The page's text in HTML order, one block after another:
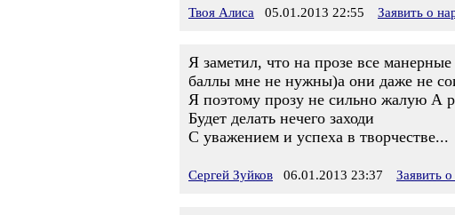
Твоя Алиса 05.01.2013 22:55 Заявить о
Я заметил, что на прозе все
баллы мне не нужны)а они даже не
Я поэтому прозу не сильно жалую А
Будет делать нечего заходи
С уважением и успеха в творчестве...
Сергей Зуйков 06.01.2013 23:37 Заявить